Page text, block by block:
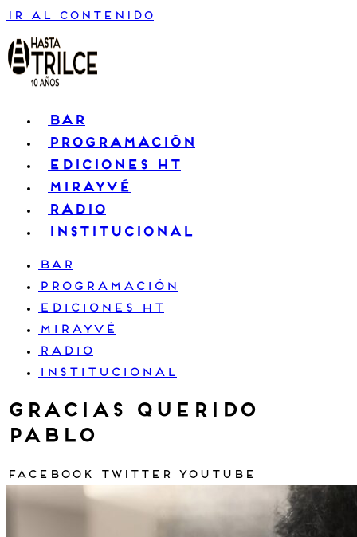
Ir al contenido
BAR
PROGRAMACIÓN
EDICIONES HT
MIRAYVÉ
RADIO
INSTITUCIONAL
BAR
PROGRAMACIÓN
EDICIONES HT
MIRAYVÉ
RADIO
INSTITUCIONAL
Gracias querido
Pablo
Facebook Twitter Youtube